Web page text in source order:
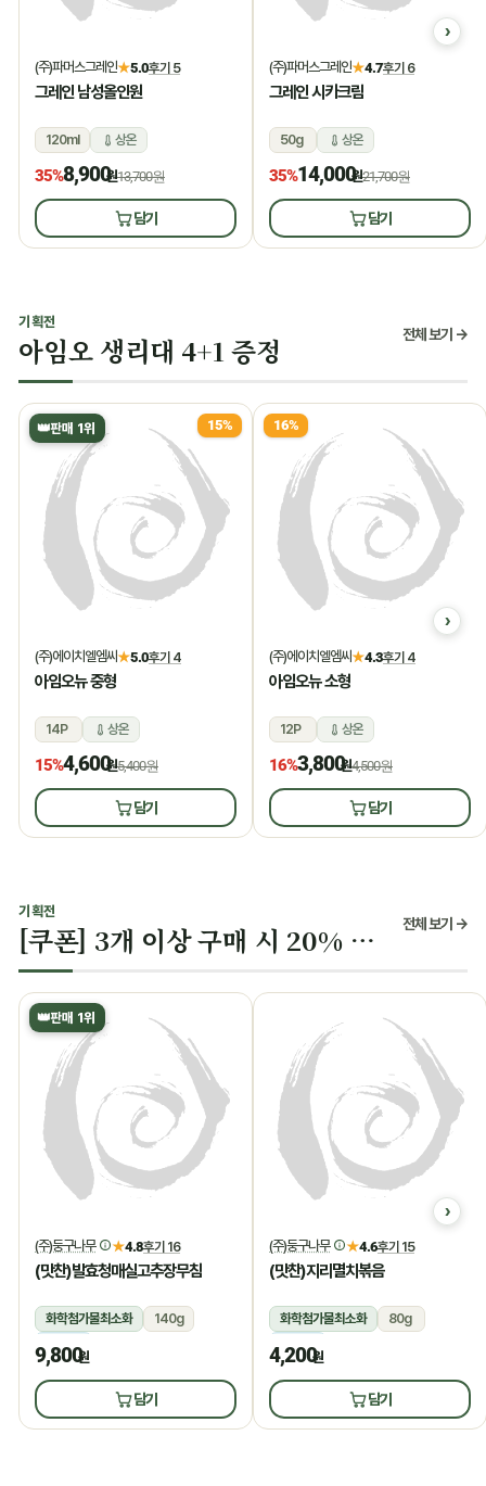
(주)파머스그레인★5.0후기 5
그레인 남성올인원
120ml 상온
35%8,900원13,700원
담기
(주)파머스그레인★4.7후기 6
그레인 시카크림
50g 상온
35%14,000원21,700원
담기
기획전
아임오 생리대 4+1 증정 전체 보기 →
👑판매 1위 15%
(주)에이치엘엠씨★5.0후기 4
아임오뉴 중형
14P 상온
15%4,600원5,400원
담기
16%
(주)에이치엘엠씨★4.3후기 4
아임오뉴 소형
12P 상온
16%3,800원4,500원
담기
기획전
[쿠폰] 3개 이상 구매 시 20% 할인 전체 보기 →
👑판매 1위
(주)둥구나무 ★4.8후기 16
(맛찬)발효청매실고추장무침
화학첨가물최소화
140g
냉장
9,800원
담기
(주)둥구나무 ★4.6후기 15
(맛찬)지리멸치볶음
화학첨가물최소화
80g
냉장
4,200원
담기